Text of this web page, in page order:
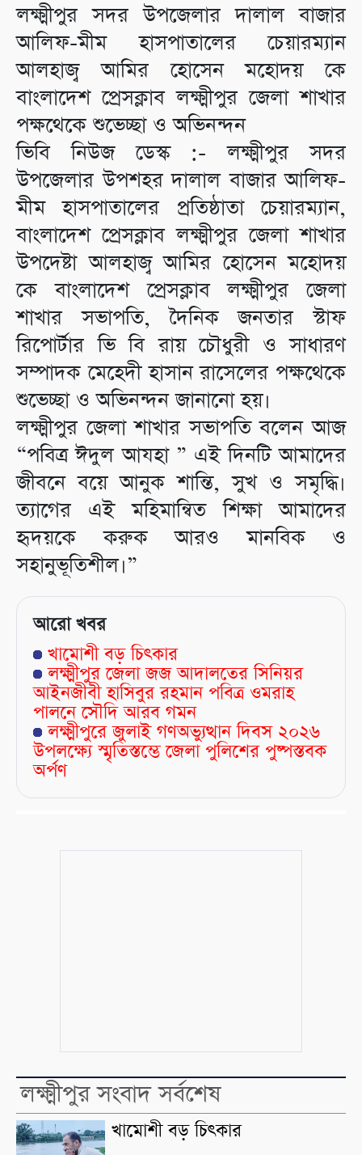
লক্ষ্মীপুর সদর উপজেলার দালাল বাজার
আলিফ-মীম হাসপাতালের চেয়ারম্যান
আলহাজ্ব আমির হোসেন মহোদয় কে
বাংলাদেশ প্রেসক্লাব লক্ষ্মীপুর জেলা শাখার
পক্ষথেকে শুভেচ্ছা ও অভিনন্দন
ভিবি নিউজ ডেস্ক :- লক্ষ্মীপুর সদর
উপজেলার উপশহর দালাল বাজার আলিফ-
মীম হাসপাতালের প্রতিষ্ঠাতা চেয়ারম্যান,
বাংলাদেশ প্রেসক্লাব লক্ষ্মীপুর জেলা শাখার
উপদেষ্টা আলহাজ্ব আমির হোসেন মহোদয়
কে বাংলাদেশ প্রেসক্লাব লক্ষ্মীপুর জেলা
শাখার সভাপতি, দৈনিক জনতার স্টাফ
রিপোর্টার ভি বি রায় চৌধুরী ও সাধারণ
সম্পাদক মেহেদী হাসান রাসেলের পক্ষথেকে
শুভেচ্ছা ও অভিনন্দন জানানো হয়।
লক্ষ্মীপুর জেলা শাখার সভাপতি বলেন আজ
“পবিত্র ঈদুল আযহা ” এই দিনটি আমাদের
জীবনে বয়ে আনুক শান্তি, সুখ ও সমৃদ্ধি।
ত্যাগের এই মহিমান্বিত শিক্ষা আমাদের
হৃদয়কে করুক আরও মানবিক ও
সহানুভূতিশীল।”
আরো খবর
খামোশী বড় চিৎকার
লক্ষ্মীপুর জেলা জজ আদালতের সিনিয়র
আইনজীবী হাসিবুর রহমান পবিত্র ওমরাহ
পালনে সৌদি আরব গমন
লক্ষ্মীপুরে জুলাই গণঅভ্যুত্থান দিবস ২০২৬
উপলক্ষ্যে স্মৃতিস্তম্ভে জেলা পুলিশের পুষ্পস্তবক
অর্পণ
লক্ষ্মীপুর সংবাদ সর্বশেষ
খামোশী বড় চিৎকার